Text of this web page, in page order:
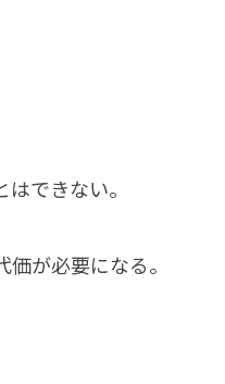
できない。
が必要になる。